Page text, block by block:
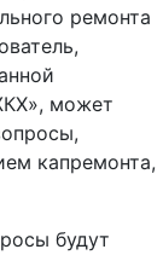
ремонта
может
капремонта,
будут